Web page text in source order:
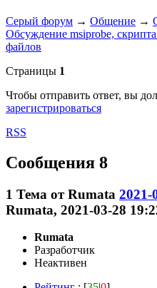
Серый форум → Общение →
Обсуждение msiprobe,
файлов
Страницы 1
Чтобы отправить ответ, вы
зарегистрироваться
RSS
Сообщения 8
1 Тема отRumata 2021-
Rumata, 2021-03-28
Rumata
Разработчик
Неактивен